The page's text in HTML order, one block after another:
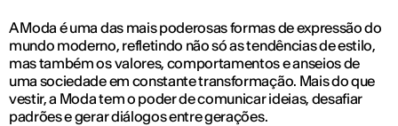
A Moda é uma das mais poderosas formas de expressão do
mundo moderno, refletindo não só as tendências de estilo,
mas também os valores, comportamentos e anseios de
uma sociedade em constante transformação. Mais do que
vestir, a Moda tem o poder de comunicar ideias, desafiar
padrões e gerar diálogos entre gerações.